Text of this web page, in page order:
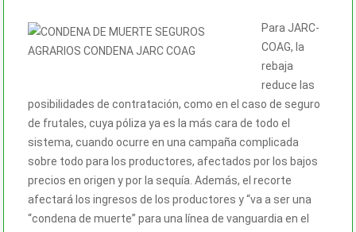
Para JARC-
COAG, la
rebaja
reduce las
posibilidades de contratación, como en el caso de seguro
de frutales, cuya póliza ya es la más cara de todo el
sistema, cuando ocurre en una campaña complicada
sobre todo para los productores, afectados por los bajos
precios en origen y por la sequía. Además, el recorte
afectará los ingresos de los productores y “va a ser una
“condena de muerte” para una línea de vanguardia en el